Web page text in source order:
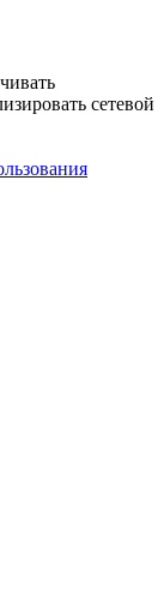
сетевой